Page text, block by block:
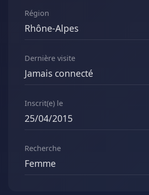
Région
Rhône-Alpes
Dernière visite
Jamais connecté
Inscrit(e) le
25/04/2015
Recherche
Femme